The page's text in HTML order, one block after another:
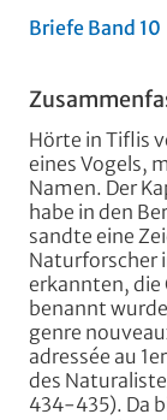
Briefe Band 10
Hörte in Tiflis
eines Vogels,
Namen. Der
habe in den
sandte eine
Naturforscher
erkannten, die
benannt
genre
adressée au
des
434-435). Da